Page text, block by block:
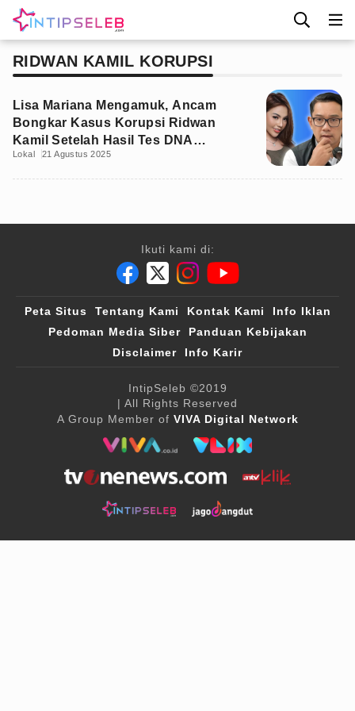
RIDWAN KAMIL KORUPSI
Lisa Mariana Mengamuk, Ancam
Bongkar Kasus Korupsi Ridwan
Kamil Setelah Hasil Tes DNA
Diumumkan
Lokal 21 Agustus 2025
Ikuti kami di:
Peta Situs Tentang Kami Kontak Kami
Info Iklan
Pedoman Media Siber
Panduan Kebijakan
Disclaimer
Info Karir
IntipSeleb ©2019
| All Rights Reserved
A Group Member of VIVA Digital Network